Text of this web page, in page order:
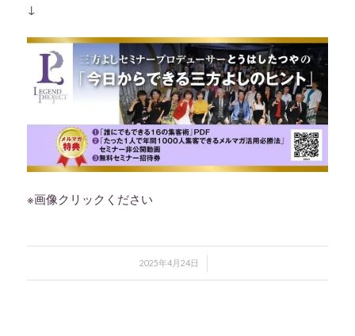
↓
※画像クリックください
2025年4月24日
/